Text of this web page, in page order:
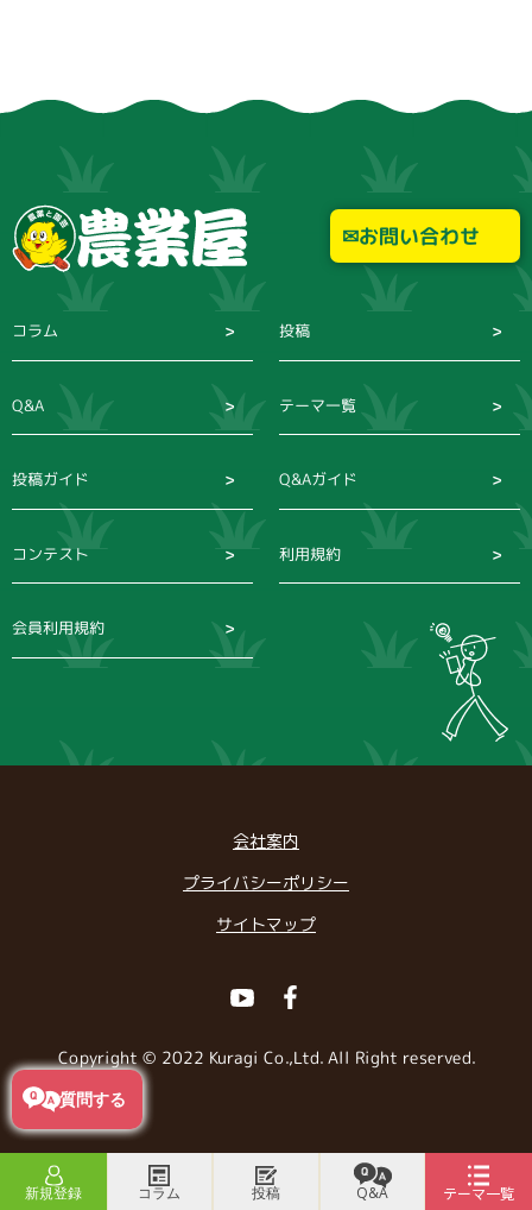
新規登録 コラム 投稿 Q&A テーマ一覧
質問する
お問い合わせ
コラム 投稿
Q&A テーマ一覧
投稿ガイド Q&Aガイド
コンテスト 利用規約
会員利用規約
会社案内
プライバシーポリシー
サイトマップ
YoutubeFacebook
Copyright © 2022 Kuragi Co.,Ltd. All Right reserved.